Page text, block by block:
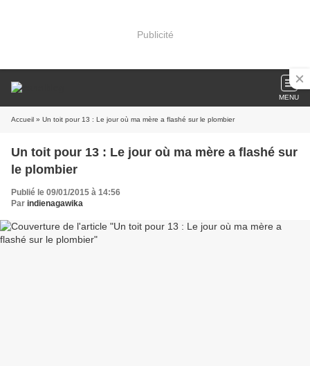
Publicité
MENU
Accueil » Un toit pour 13 : Le jour où ma mère a flashé sur le plombier
Un toit pour 13 : Le jour où ma mère a flashé sur
le plombier
Publié le 09/01/2015 à 14:56
Par indienagawika